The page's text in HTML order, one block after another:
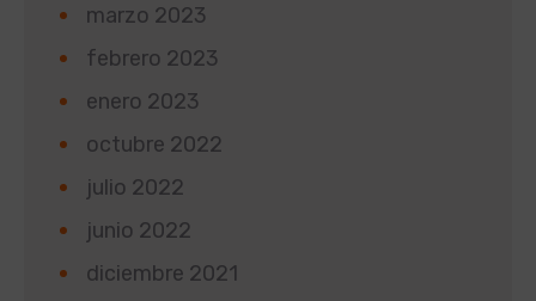
marzo 2023
febrero 2023
enero 2023
octubre 2022
julio 2022
junio 2022
diciembre 2021